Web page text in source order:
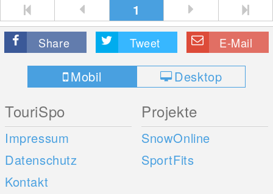
1
Share Tweet E-Mail
Mobil Desktop
TouriSpo
Impressum
Datenschutz
Kontakt
Projekte
SnowOnline
SportFits